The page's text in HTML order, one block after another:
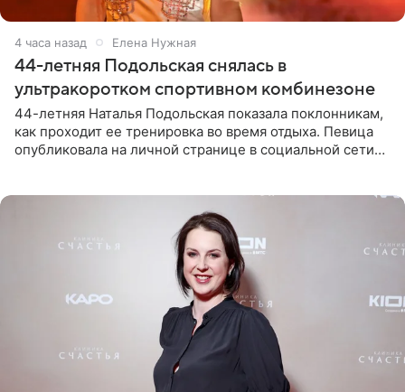
4 часа назад Елена Нужная
44-летняя Подольская снялась в
ультракоротком спортивном комбинезоне
44-летняя Наталья Подольская показала поклонникам,
как проходит ее тренировка во время отдыха. Певица
опубликовала на личной странице в социальной сети